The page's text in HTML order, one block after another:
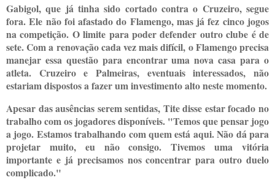
Gabigol, que já tinha sido cortado contra o Cruzeiro, segue
fora. Ele não foi afastado do Flamengo, mas já fez cinco jogos
na competição. O limite para poder defender outro clube é de
sete. Com a renovação cada vez mais difícil, o Flamengo precisa
manejar essa questão para encontrar uma nova casa para o
atleta. Cruzeiro e Palmeiras, eventuais interessados, não
estariam dispostos a fazer um investimento alto neste momento.
Apesar das ausências serem sentidas, Tite disse estar focado no
trabalho com os jogadores disponíveis. "Temos que pensar jogo
a jogo. Estamos trabalhando com quem está aqui. Não dá para
projetar muito, eu não consigo. Tivemos uma vitória
importante e já precisamos nos concentrar para outro duelo
complicado."